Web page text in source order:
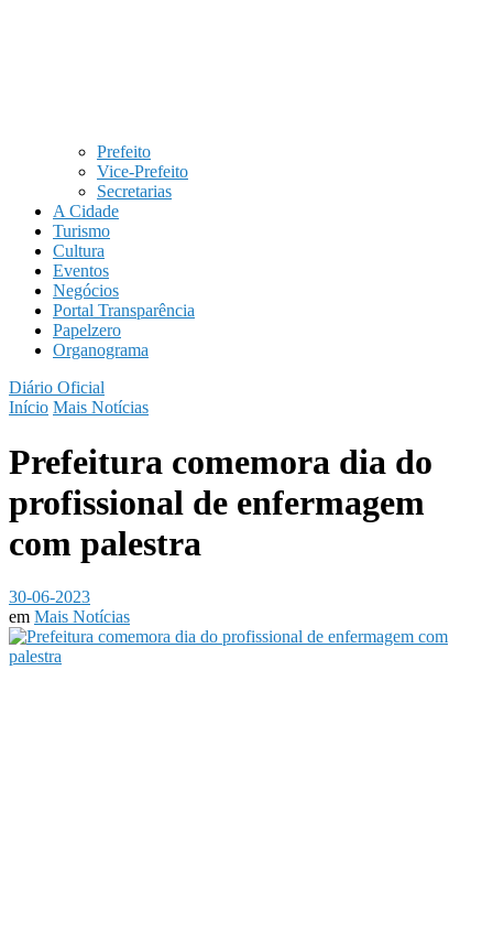
Prefeito
Vice-Prefeito
Secretarias
A Cidade
Turismo
Cultura
Eventos
Negócios
Portal Transparência
Papelzero
Organograma
Diário Oficial
Início Mais Notícias
Prefeitura comemora dia do
profissional de enfermagem
com palestra
30-06-2023
em Mais Notícias